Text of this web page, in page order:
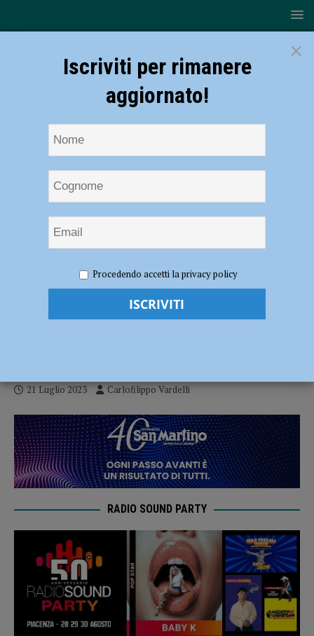
e la riconferma di Bianchini per la regia MioVolley
Volley, Serie B1 – Il ritorno di Colombano
21 Luglio 2023 Carlofilippo Vardelli
RADIO SOUND PARTY
×
Iscriviti per rimanere
aggiornato!
Procedendo accetti la privacy policy